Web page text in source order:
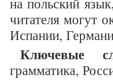
на польский
читателя могут
Испании,
Ключевые
грамматика,